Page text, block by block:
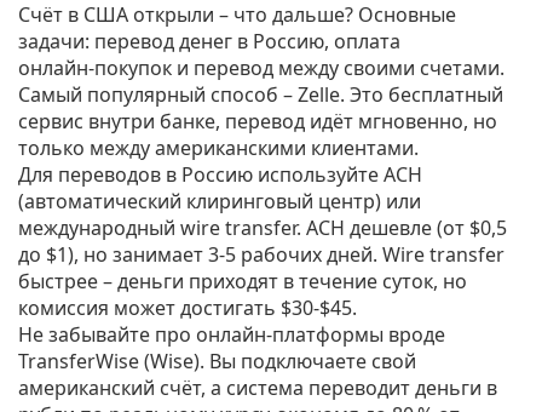
Счёт в США открыли – что дальше? Основные
задачи: перевод денег в Россию, оплата
онлайн‑покупок и перевод между своими счетами.
Самый популярный способ – Zelle. Это бесплатный
сервис внутри банке, перевод идёт мгновенно, но
только между американскими клиентами.
Для переводов в Россию используйте ACH
(автоматический клиринговый центр) или
международный wire transfer. ACH дешевле (от $0,5
до $1), но занимает 3‑5 рабочих дней. Wire transfer
быстрее – деньги приходят в течение суток, но
комиссия может достигать $30‑$45.
Не забывайте про онлайн‑платформы вроде
TransferWise (Wise). Вы подключаете свой
американский счёт, а система переводит деньги в